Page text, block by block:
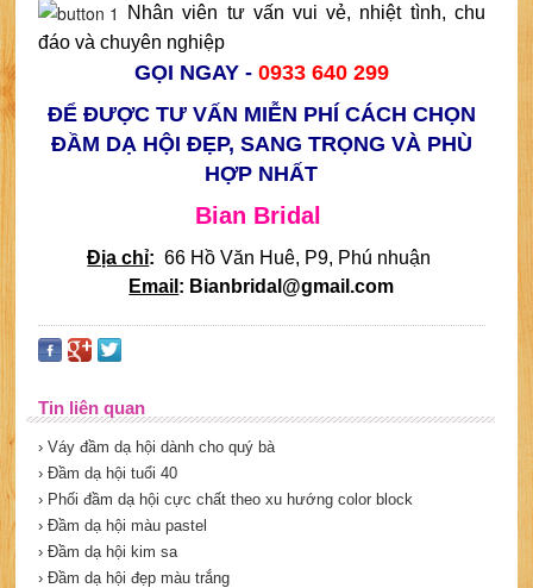
Nhân viên tư vấn vui vẻ, nhiệt tình, chu
đáo và chuyên nghiệp
GỌI NGAY - 0933 640 299
ĐỂ ĐƯỢC TƯ VẤN MIỄN PHÍ CÁCH CHỌN
ĐẦM DẠ HỘI ĐẸP, SANG TRỌNG VÀ PHÙ
HỢP NHẤT
Bian Bridal
Địa chỉ: 66 Hồ Văn Huê, P9, Phú nhuận
Email : Bianbridal@gmail.com
Tin liên quan
› Váy đầm dạ hội dành cho quý bà
› Đầm dạ hội tuổi 40
› Phối đầm dạ hội cực chất theo xu hướng color block
› Đầm dạ hội màu pastel
› Đầm dạ hội kim sa
› Đầm dạ hội đẹp màu trắng